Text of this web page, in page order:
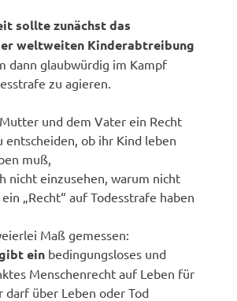
sollte zunächst das
weltweiten Kinderabtreibung
dann glaubwürdig im Kampf
zu agieren.
und dem Vater ein Recht
entscheiden, ob ihr Kind leben
muß,
nicht einzusehen, warum nicht
„Recht“ auf Todesstrafe haben
Maß gemessen:
ein bedingungsloses und
Menschenrecht auf Leben für
darf über Leben oder Tod